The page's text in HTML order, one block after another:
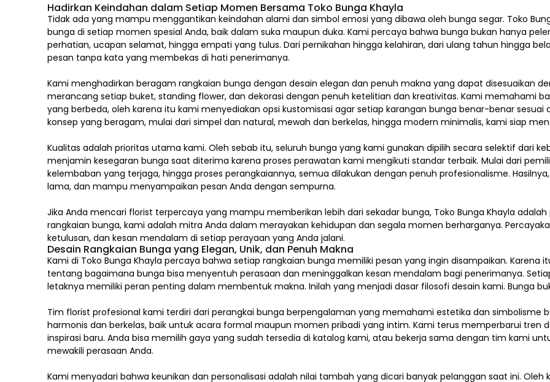
Hadirkan Keindahan dalam Setiap Momen Bersama Toko Bunga Khayla
Tidak ada yang mampu menggantikan keindahan alami dan simbol emosi yang dibawa oleh bunga segar. Toko
bunga di setiap momen spesial Anda, baik dalam suka maupun duka. Kami percaya bahwa bunga bukan hanya
perhatian, ucapan selamat, hingga empati yang tulus. Dari pernikahan hingga kelahiran, dari ulang tahun hingga
pesan tanpa kata yang membekas di hati penerimanya.
Kami menghadirkan beragam rangkaian bunga dengan desain elegan dan penuh makna yang dapat disesuaikan
merancang setiap buket, standing flower, dan dekorasi dengan penuh ketelitian dan kreativitas. Kami memahami
yang berbeda, oleh karena itu kami menyediakan opsi kustomisasi agar setiap karangan bunga benar-benar sesuai
konsep yang beragam, mulai dari simpel dan natural, mewah dan berkelas, hingga modern minimalis, kami siap
Kualitas adalah prioritas utama kami. Oleh sebab itu, seluruh bunga yang kami gunakan dipilih secara selektif dari
menjamin kesegaran bunga saat diterima karena proses perawatan kami mengikuti standar terbaik. Mulai dari
kelembaban yang terjaga, hingga proses perangkaiannya, semua dilakukan dengan penuh profesionalisme.
lama, dan mampu menyampaikan pesan Anda dengan sempurna.
Jika Anda mencari florist terpercaya yang mampu memberikan lebih dari sekadar bunga, Toko Bunga Khayla
rangkaian bunga, kami adalah mitra Anda dalam merayakan kehidupan dan segala momen berharganya.
ketulusan, dan kesan mendalam di setiap perayaan yang Anda jalani.
Desain Rangkaian Bunga yang Elegan, Unik, dan Penuh Makna
Kami di Toko Bunga Khayla percaya bahwa setiap rangkaian bunga memiliki pesan yang ingin disampaikan. Karena
tentang bagaimana bunga bisa menyentuh perasaan dan meninggalkan kesan mendalam bagi penerimanya.
letaknya memiliki peran penting dalam membentuk makna. Inilah yang menjadi dasar filosofi desain kami. Bunga
Tim florist profesional kami terdiri dari perangkai bunga berpengalaman yang memahami estetika dan simbolisme
harmonis dan berkelas, baik untuk acara formal maupun momen pribadi yang intim. Kami terus memperbarui tren
inspirasi baru. Anda bisa memilih gaya yang sudah tersedia di katalog kami, atau bekerja sama dengan tim kami
mewakili perasaan Anda.
Kami menyadari bahwa keunikan danpersonalisasi adalah nilai tambah yang dicari banyak pelanggan saat ini.